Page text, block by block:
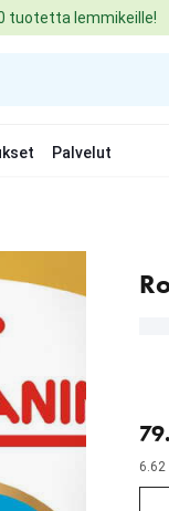
tuotetta lemmikeille!
Palvelut
6.62